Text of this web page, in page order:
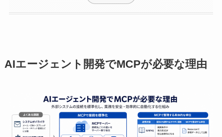
AIエージェント開発でMCPが必要な理由